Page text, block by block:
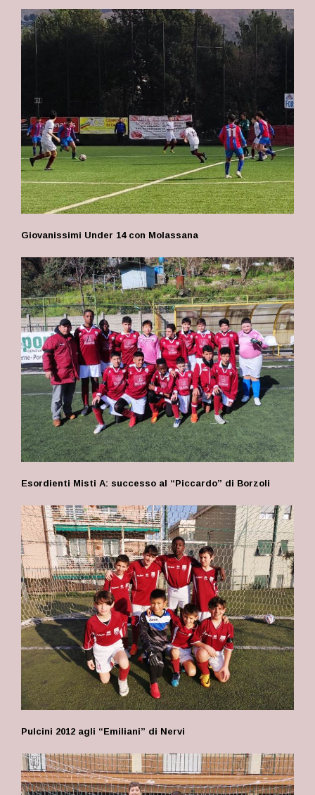
Giovanissimi Under 14 con Molassana
Esordienti Misti A: successo al “Piccardo” di Borzoli
Pulcini 2012 agli “Emiliani” di Nervi